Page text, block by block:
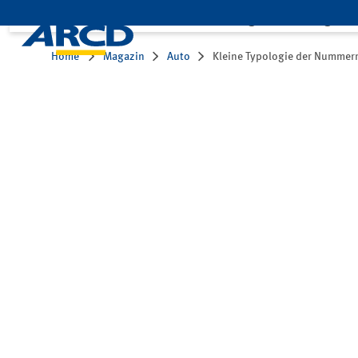
Home Magazin Auto Kleine Typologie der